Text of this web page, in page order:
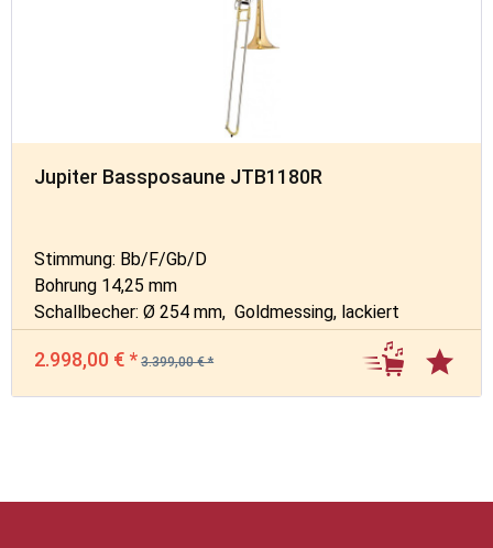
Jupiter Bassposaune JTB1180R
Stimmung: Bb/F/Gb/D
Bohrung 14,25 mm
Schallbecher: Ø 254 mm, Goldmessing, lackiert
2.998,00 € * 3.399,00 € *